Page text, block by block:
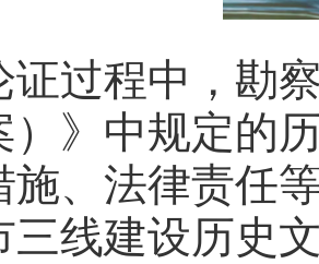
程中，勘察
）》中规定的
施、法律责任
三线建设历史